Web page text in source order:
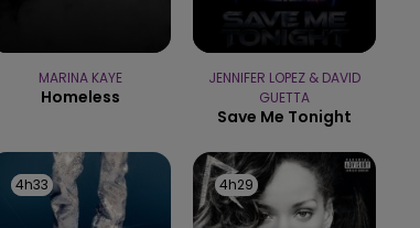
14h00 - 15h00
MARINA KAYE
Homeless
JENNIFER LOPEZ & DAVID
GUETTA
Save Me Tonight
4h33
4h33 4h29
4h29